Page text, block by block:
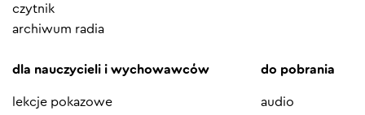
czytnik
archiwum radia
dla nauczycieli i wychowawców
lekcje pokazowe
do pobrania
audio